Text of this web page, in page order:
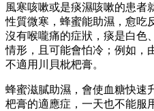
風寒咳嗽或是痰濕咳嗽的患者
性質微寒，蜂蜜能助濕， 愈吃
沒有喉嚨痛的症狀，痰是白色
情形，且可能會怕冷；例如，
不適用川貝枇杷膏。
蜂蜜滋膩助濕，會使血糖快速
杷膏的適應症，一天也不能服